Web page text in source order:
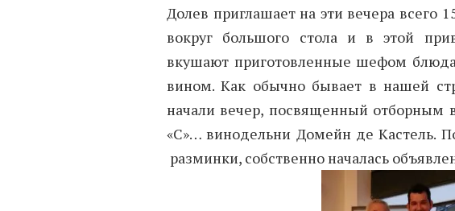
Долев приглашает на эти вечера всего
вокруг большого стола и в этой
вкушают приготовленные шефом
вином. Как обычно бывает в нашей
начали вечер, посвященный отборным
«С»… винодельни Домейн де Кастель.
разминки, собственно началась